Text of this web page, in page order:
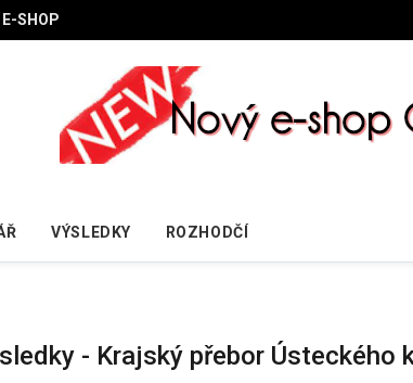
E-SHOP
VÝSLEDKY ROZHODČÍ
- Krajský přebor Ústeckého